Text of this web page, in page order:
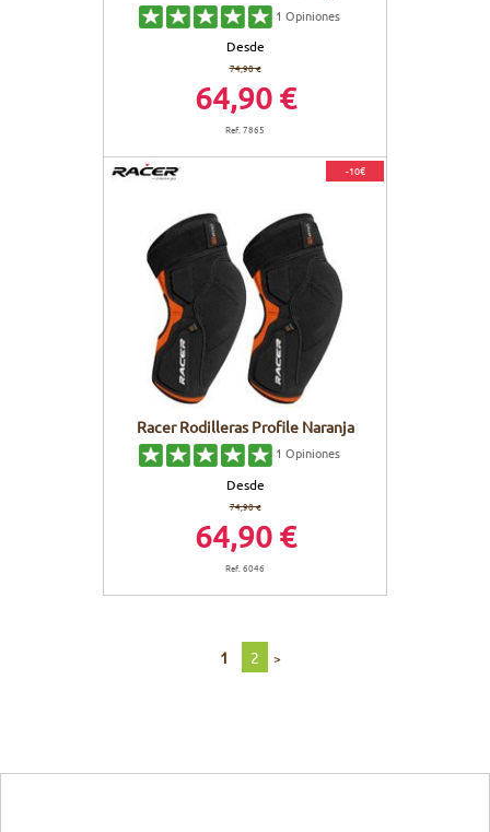
1 Opiniones
Desde
74,90 €
64,90 €
Ref. 7865
-10€
Racer Rodilleras Profile Naranja
1 Opiniones
Desde
74,90 €
64,90 €
Ref. 6046
1 2 >